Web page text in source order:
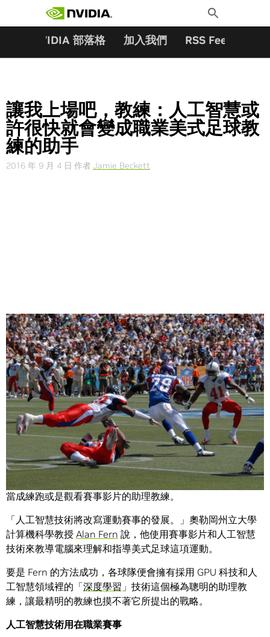
Toggle
Search
NVIDIA 部落格 加入我們 RSS Feeds
讓我上場吧，教練：人工智慧或
許很快就會變成職業美式足球教
練的助手
2016 年 9 月 4 日 作者Jamie Beckett
Share
新英格蘭愛國者隊教練 Bill Belichick 用不著操心，人工智慧
技術當不成足球教練，至少目前還不行。
不過新英格蘭愛國者隊的總教練，還有國家美式足球聯盟
（NFL）其他隊伍的總教頭，或許某一天會把人工智慧技術
當成練跑或是觀看賽事影片的助理教練。
「人工智慧技術將改寫運動賽事的發展。」奧勒岡州立大學
計算機科學教授 Alan Fern 說，他使用賽事影片和人工智慧
技術來教導電腦來理解和指導美式足球這項運動。
要是 Fern 的方法成功，各球隊便會擁有採用 GPU 科技和人
工智慧領域裡的「深度學習 」技術這個極為聰明的助理教
練，讓最精明的教練也摸不著它所提出的戰略。
人工智慧技術用在職業賽事